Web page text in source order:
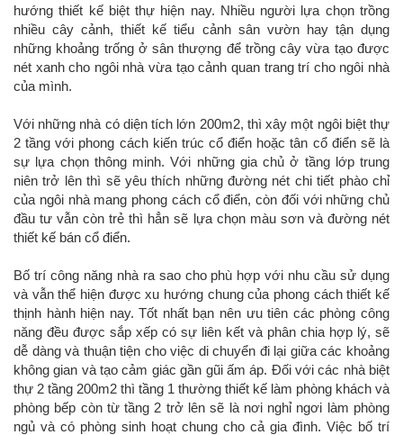
hướng thiết kế biệt thự hiện nay. Nhiều người lựa chọn trồng
nhiều cây cảnh, thiết kế tiểu cảnh sân vườn hay tận dụng
những khoảng trống ở sân thượng để trồng cây vừa tạo được
nét xanh cho ngôi nhà vừa tạo cảnh quan trang trí cho ngôi nhà
của mình.
Với những nhà có diện tích lớn 200m2, thì xây một ngôi biệt thự
2 tầng với phong cách kiến trúc cổ điển hoặc tân cổ điển sẽ là
sự lựa chọn thông minh. Với những gia chủ ở tầng lớp trung
niên trở lên thì sẽ yêu thích những đường nét chi tiết phào chỉ
của ngôi nhà mang phong cách cổ điển, còn đối với những chủ
đầu tư vẫn còn trẻ thì hẳn sẽ lựa chọn màu sơn và đường nét
thiết kế bán cổ điển.
Bố trí công năng nhà ra sao cho phù hợp với nhu cầu sử dụng
và vẫn thể hiện được xu hướng chung của phong cách thiết kế
thịnh hành hiện nay. Tốt nhất bạn nên ưu tiên các phòng công
năng đều được sắp xếp có sự liên kết và phân chia hợp lý, sẽ
dễ dàng và thuận tiện cho việc di chuyển đi lại giữa các khoảng
không gian và tạo cảm giác gần gũi ấm áp. Đối với các nhà biệt
thự 2 tầng 200m2 thì tầng 1 thường thiết kế làm phòng khách và
phòng bếp còn từ tầng 2 trở lên sẽ là nơi nghỉ ngơi làm phòng
ngủ và có phòng sinh hoạt chung cho cả gia đình. Việc bố trí